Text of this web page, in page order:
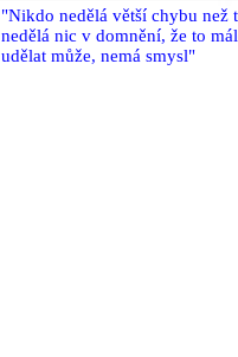
"Nikdo nedělá větší chybu než
nedělá nic v domnění, že to
udělat může, nemá smysl"